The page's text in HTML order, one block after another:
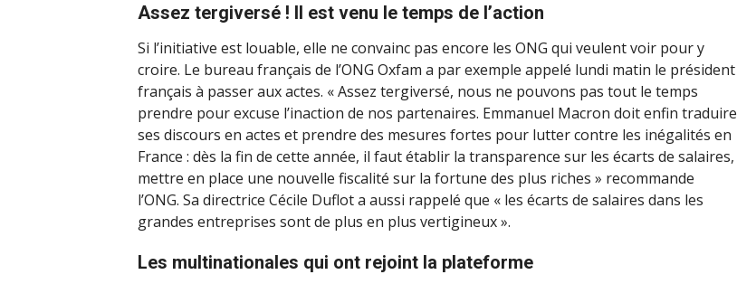
Assez tergiversé ! Il est venu le temps de l’action
Si l’initiative est louable, elle ne convainc pas encore les ONG qui veulent voir pour y
croire. Le bureau français de l’ONG Oxfam a par exemple appelé lundi matin le président
français à passer aux actes. « Assez tergiversé, nous ne pouvons pas tout le temps
prendre pour excuse l’inaction de nos partenaires. Emmanuel Macron doit enfin traduire
ses discours en actes et prendre des mesures fortes pour lutter contre les inégalités en
France : dès la fin de cette année, il faut établir la transparence sur les écarts de salaires,
mettre en place une nouvelle fiscalité sur la fortune des plus riches » recommande
l’ONG. Sa directrice Cécile Duflot a aussi rappelé que « les écarts de salaires dans les
grandes entreprises sont de plus en plus vertigineux ».
Les multinationales qui ont rejoint la plateforme